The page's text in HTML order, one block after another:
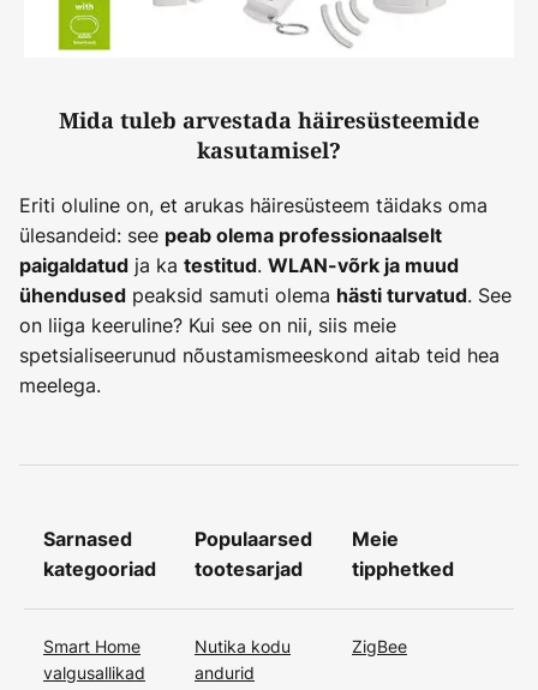
Mida tuleb arvestada häiresüsteemide
kasutamisel?
Eriti oluline on, et arukas häiresüsteem täidaks oma
ülesandeid: see peab olema professionaalselt
paigaldatud ja ka testitud. WLAN-võrk ja muud
ühendused peaksid samuti olema hästi turvatud. See
on liiga keeruline? Kui see on nii, siis meie
spetsialiseerunud nõustamismeeskond aitab teid hea
meelega.
Sarnased
kategooriad
Populaarsed
tootesarjad
Meie
tipphetked
Smart Home
valgusallikad
Nutika kodu
andurid
ZigBee